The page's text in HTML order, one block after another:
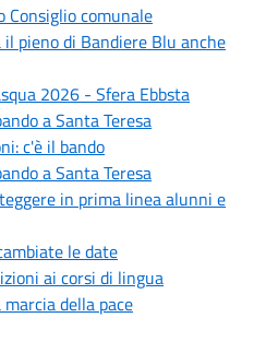
Consiglio comunale
pieno di Bandiere Blu anche
2026 - Sfera Ebbsta
a Santa Teresa
c'è il bando
a Santa Teresa
in prima linea alunni e
le date
ai corsi di lingua
della pace